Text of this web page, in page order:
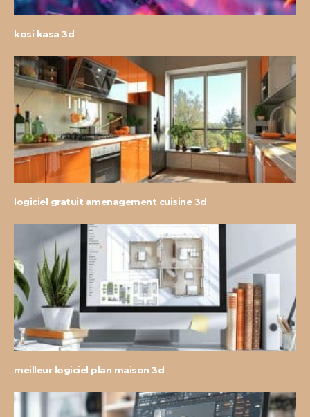
kosi kasa 3d
logiciel gratuit amenagement cuisine 3d
meilleur logiciel plan maison 3d